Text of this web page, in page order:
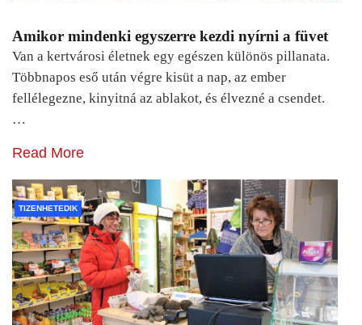
Amikor mindenki egyszerre kezdi nyírni a füvet
Van a kertvárosi életnek egy egészen különös pillanata.
Többnapos eső után végre kisüt a nap, az ember
fellélegezne, kinyitná az ablakot, és élvezné a csendet.
…
Read More
TIZENHETEDIK